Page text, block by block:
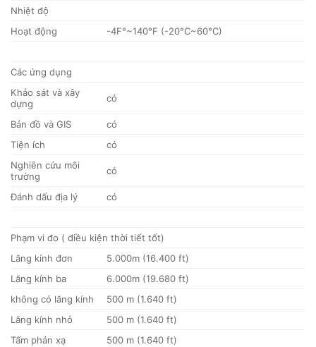
Nhiệt độ
Hoạt động
-4F°~140°F (-20°C~60°C)
Các ứng dụng
Khảo sát và xây
dựng
có
Bản đồ và GIS
có
Tiện ích
có
Nghiên cứu môi
trường
có
Đánh dấu địa lý có
Phạm vi đo ( điều kiện thời tiết tốt)
Lăng kính đơn
5.000m (16.400 ft)
Lăng kính ba
6.000m (19.680 ft)
không có lăng kính
500 m (1.640 ft)
Lăng kính nhỏ
500 m (1.640 ft)
Tấm phản xạ
500 m (1.640 ft)